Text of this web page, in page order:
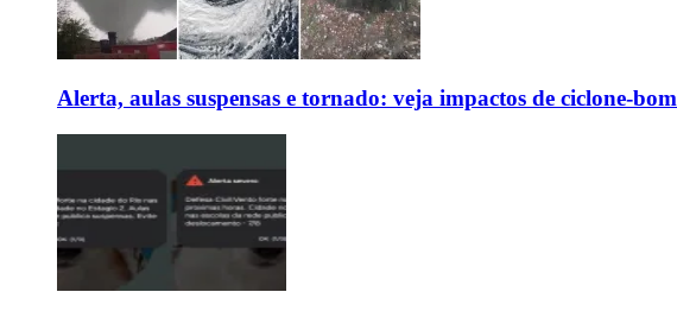
Alerta, aulas suspensas e tornado: veja impactos de ciclone-